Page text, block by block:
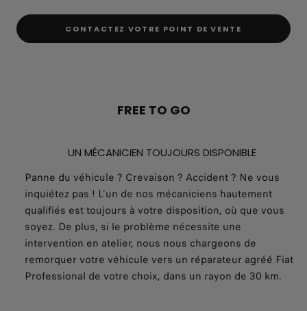
CONTACTEZ VOTRE POINT DE VENTE
FREE TO GO
UN MÉCANICIEN TOUJOURS DISPONIBLE
Panne du véhicule ? Crevaison ? Accident ? Ne vous
inquiétez pas ! L'un de nos mécaniciens hautement
qualifiés est toujours à votre disposition, où que vous
soyez. De plus, si le problème nécessite une
intervention en atelier, nous nous chargeons de
remorquer votre véhicule vers un réparateur agréé Fiat
Professional de votre choix, dans un rayon de 30 km.